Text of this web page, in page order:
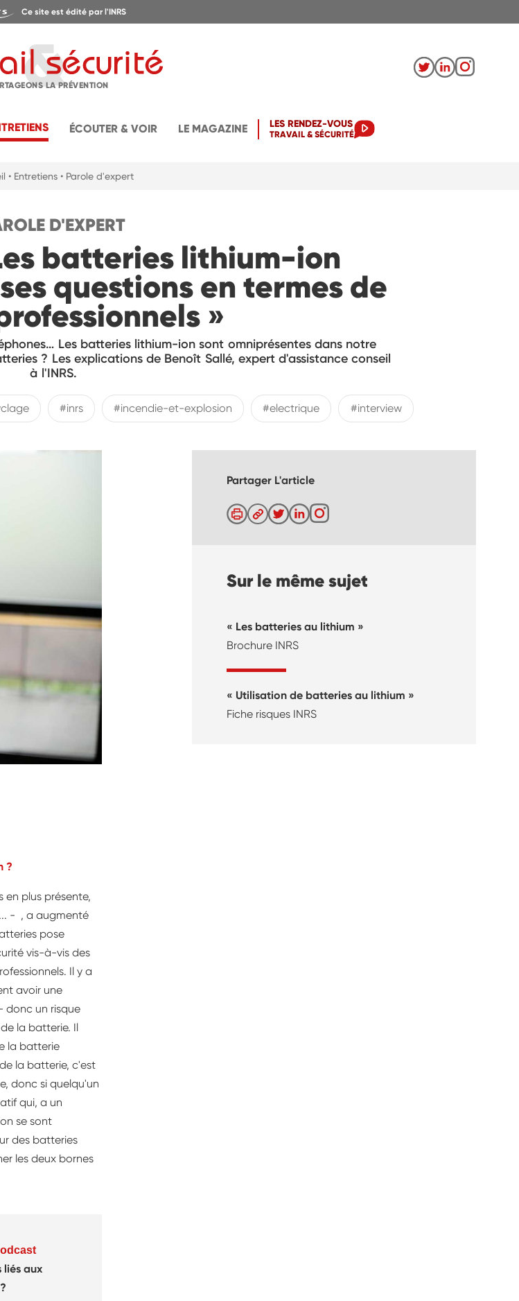
Ce site est édité par l'INRS
LA PRÉVENTION
ÉCOUTER & VOIR LE MAGAZINE LES RENDEZ-VOUS
TRAVAIL & SÉCURITÉ
• Entretiens • Parole d'expert
D'EXPERT
batteries lithium-ion
questions en termes de
»
Les batteries lithium-ion sont omniprésentes dans notre
? Les explications de Benoît Sallé, expert d'assistance conseil
à l'INRS.
#inrs #incendie-et-explosion #electrique #interview
?
plus présente,
- , a augmenté
pose
vis-à-vis des
Il y a
avoir une
donc un risque
la batterie. Il
la batterie
la batterie, c'est
donc si quelqu'un
qui, a un
se sont
des batteries
les deux bornes
liés aux
Partager L'article
Sur le même sujet
Les batteries au lithium
Brochure INRS
Utilisation de batteries au lithium
Fiche risques INRS